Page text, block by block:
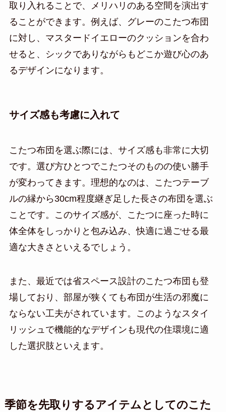
取り入れることで、メリハリのある空間を演出す
ることができます。例えば、グレーのこたつ布団
に対し、マスタードイエローのクッションを合わ
せると、シックでありながらもどこか遊び心のあ
るデザインになります。
サイズ感も考慮に入れて
こたつ布団を選ぶ際には、サイズ感も非常に大切
です。選び方ひとつでこたつそのものの使い勝手
が変わってきます。理想的なのは、こたつテーブ
ルの縁から30cm程度継ぎ足した長さの布団を選ぶ
ことです。このサイズ感が、こたつに座った時に
体全体をしっかりと包み込み、快適に過ごせる最
適な大きさといえるでしょう。
また、最近では省スペース設計のこたつ布団も登
場しており、部屋が狭くても布団が生活の邪魔に
ならない工夫がされています。このようなスタイ
リッシュで機能的なデザインも現代の住環境に適
した選択肢といえます。
季節を先取りするアイテムとしてのこた